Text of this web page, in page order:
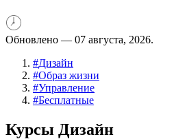
Обновлено — 07 августа, 2026.
#Дизайн
#Образ жизни
#Управление
#Бесплатные
Курсы Дизайн